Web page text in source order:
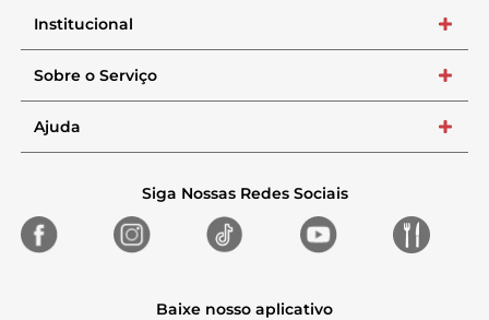
Institucional +
Sobre o Serviço +
Ajuda +
Siga Nossas Redes Sociais
Baixe nosso aplicativo